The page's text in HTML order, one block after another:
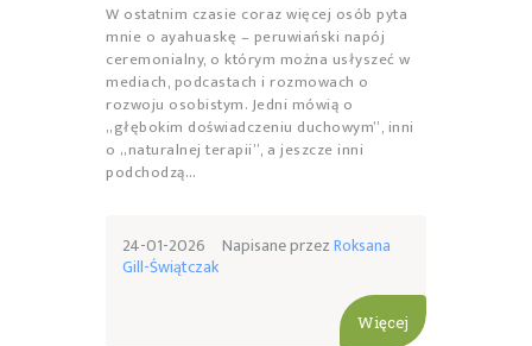
W ostatnim czasie coraz więcej osób pyta
mnie o ayahuaskę – peruwiański napój
ceremonialny, o którym można usłyszeć w
mediach, podcastach i rozmowach o
rozwoju osobistym. Jedni mówią o
„głębokim doświadczeniu duchowym”, inni
o „naturalnej terapii”, a jeszcze inni
podchodzą…
24-01-2026 Napisane przezRoksana
Gill-Świątczak
Więcej